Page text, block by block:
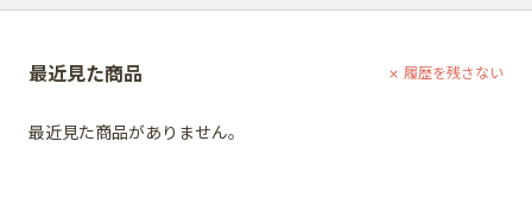
最近見た商品
最近見た商品がありません。
履歴を残さない